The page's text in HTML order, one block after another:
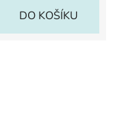
DO KOŠÍKU